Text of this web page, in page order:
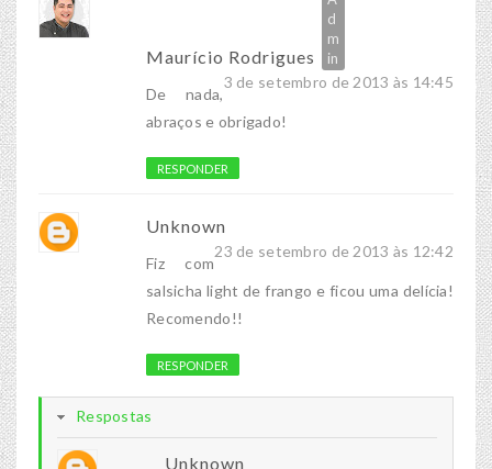
Maurício Rodrigues
3 de setembro de 2013 às 14:45
De nada,
abraços e obrigado!
RESPONDER
Unknown
23 de setembro de 2013 às 12:42
Fiz com
salsicha light de frango e ficou uma delícia!
Recomendo!!
RESPONDER
Respostas
Unknown